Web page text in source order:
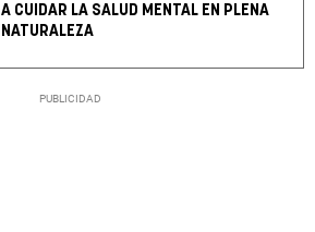
A CUIDAR LA SALUD MENTAL EN PLENA
NATURALEZA